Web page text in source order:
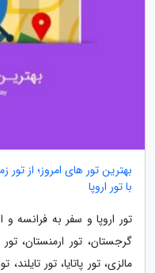
بهترین تور های امروز؛ از تور
با تور اروپا
تور اروپا و سفر به فرانسه و
گرجستان، تور ارمنستان،
مالزی، تور پاتایا، تور